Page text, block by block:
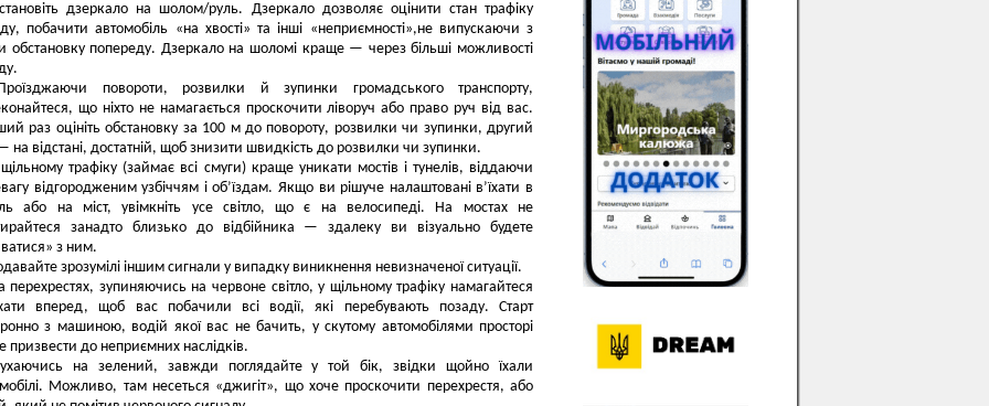
дзеркало на шолом/руль. Дзеркало дозволяє оцінити стан трафіку
побачити автомобіль «на хвості» та інші «неприємності»,не випускаючи з
обстановку попереду. Дзеркало на шоломі краще — через більші можливості
повороти, розвилки й зупинки громадського транспорту,
що ніхто не намагається проскочити ліворуч або право руч від вас.
раз оцініть обстановку за 100 м до повороту, розвилки чи зупинки, другий
на відстані, достатній, щоб знизити швидкість до розвилки чи зупинки.
трафіку (займає всі смуги) краще уникати мостів і тунелів, віддаючи
відгородженим узбіччям і об’їздам. Якщо ви рішуче налаштовані в’їхати в
або на міст, увімкніть усе світло, що є на велосипеді. На мостах не
занадто близько до відбійника — здалеку ви візуально будете
з ним.
зрозумілі іншим сигнали у випадку виникнення невизначеної ситуації.
перехрестях, зупиняючись на червоне світло, у щільному трафіку намагайтеся
вперед, щоб вас побачили всі водії, які перебувають позаду. Старт
з машиною, водій якої вас не бачить, у скутому автомобілями просторі
призвести до неприємних наслідків.
на зелений, завжди поглядайте у той бік, звідки щойно їхали
Можливо, там несеться «джигіт», що хоче проскочити перехрестя, або